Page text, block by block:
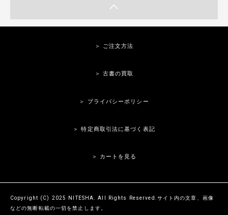
＞ ご注文方法
＞ 古書の買取
＞ プライバシーポリシー
＞ 特定商取引法に基づく表記
＞ カートを見る
Copyright (C) 2025 NITESHA. All Rights Reserved.サイト内の文章、画像
などの無断転載の一切を禁止します。